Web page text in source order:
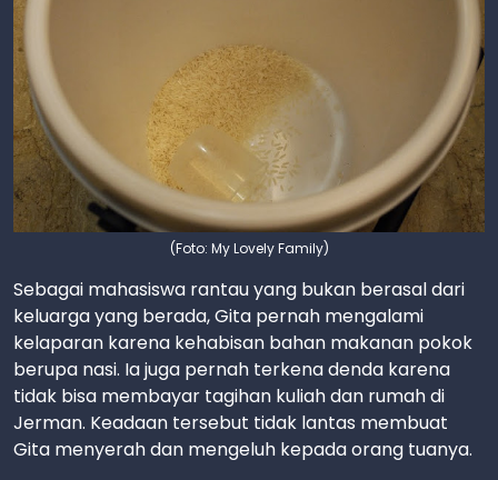
(Foto: My Lovely Family)
Sebagai mahasiswa rantau yang bukan berasal dari
keluarga yang berada, Gita pernah mengalami
kelaparan karena kehabisan bahan makanan pokok
berupa nasi. Ia juga pernah terkena denda karena
tidak bisa membayar tagihan kuliah dan rumah di
Jerman. Keadaan tersebut tidak lantas membuat
Gita menyerah dan mengeluh kepada orang tuanya.